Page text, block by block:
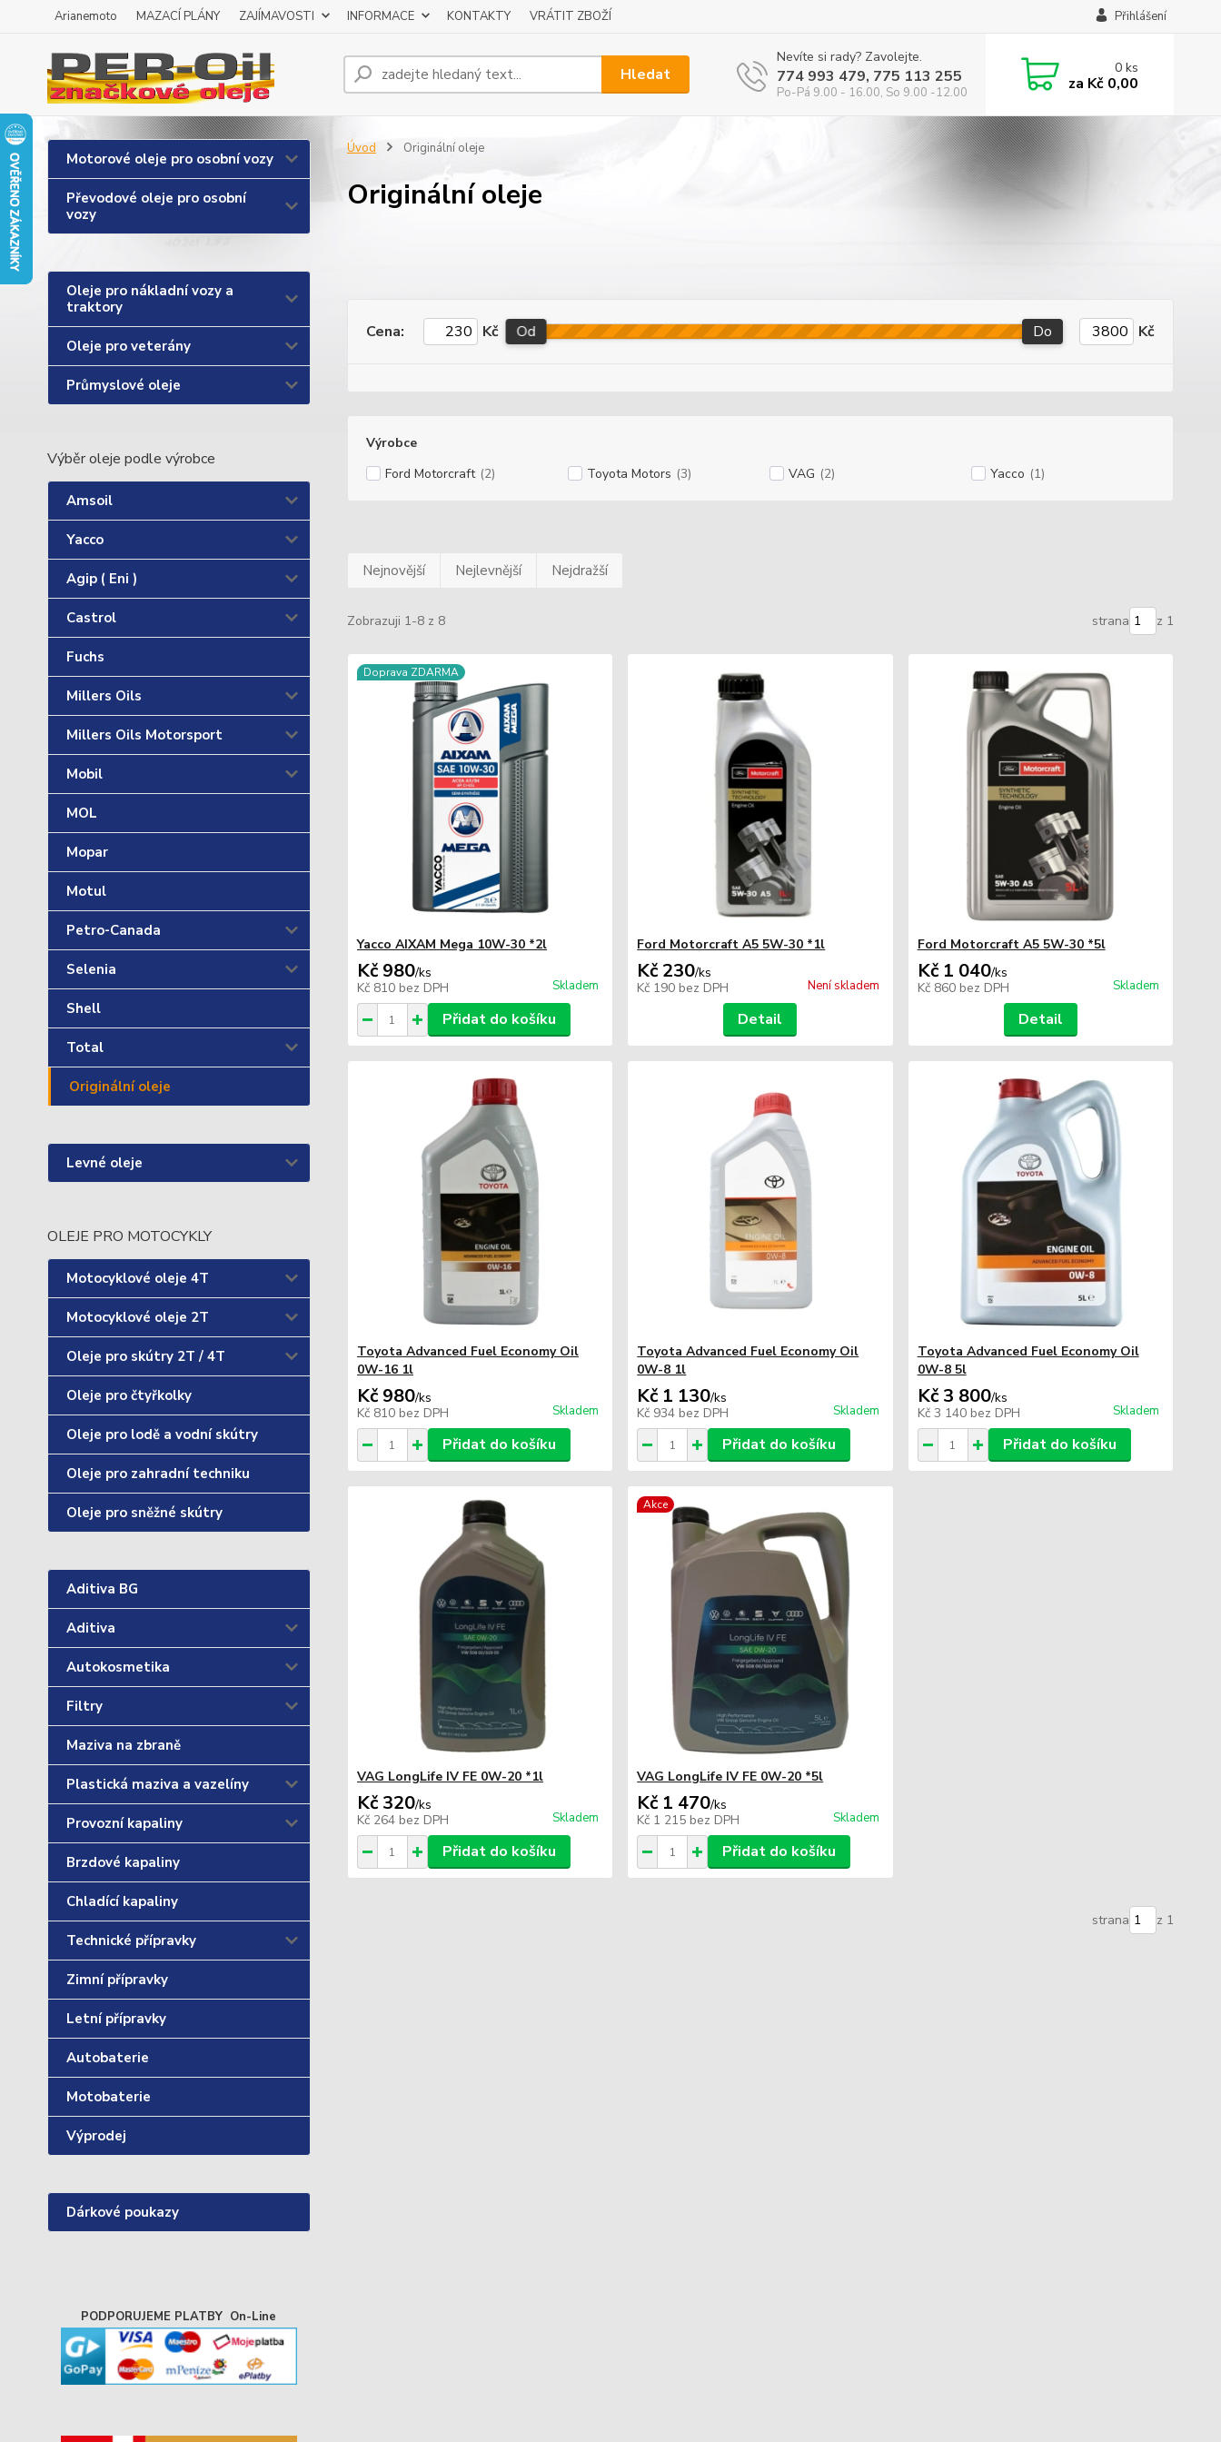
Arianemoto MAZACÍ PLÁNY ZAJÍMAVOSTI INFORMACE KONTAKTY VRÁTIT ZBOŽÍ Přihlášení
Hledat
Nevíte si rady? Zavolejte.
774 993 479, 775 113 255
Po-Pá 9.00 - 16.00, So 9.00 -12.00
0ks
za Kč 0,00
Motorové oleje pro osobní vozy
Převodové oleje pro osobní
vozy
Oleje pro nákladní vozy a
traktory
Oleje pro veterány
Průmyslové oleje
Výběr oleje podle výrobce
Amsoil
Yacco
Agip ( Eni )
Castrol
Fuchs
Millers Oils
Millers Oils Motorsport
Mobil
MOL
Mopar
Motul
Petro-Canada
Selenia
Shell
Total
Originální oleje
Levné oleje
OLEJE PRO MOTOCYKLY
Motocyklové oleje 4T
Motocyklové oleje 2T
Oleje pro skútry 2T / 4T
Oleje pro čtyřkolky
Oleje pro lodě a vodní skútry
Oleje pro zahradní techniku
Oleje pro sněžné skútry
Aditiva BG
Aditiva
Autokosmetika
Filtry
Maziva na zbraně
Plastická maziva a vazelíny
Provozní kapaliny
Brzdové kapaliny
Chladící kapaliny
Technické přípravky
Zimní přípravky
Letní přípravky
Autobaterie
Motobaterie
Výprodej
Dárkové poukazy
PODPORUJEME PLATBY On-Line
Úvod Originální oleje
Originální oleje
Cena: Kč Od Do Kč
Výrobce
Ford Motorcraft (2) Toyota Motors (3) VAG (2) Yacco (1)
Nejnovější Nejlevnější Nejdražší
Zobrazuji 1-8 z 8 strana z 1
Doprava ZDARMA
Yacco AIXAM Mega 10W-30 *2l
Kč 980/ks
Kč 810 bez DPH Skladem
Přidat do košíku
Ford Motorcraft A5 5W-30 *1l
Kč 230/ks
Kč 190 bez DPH Není skladem
Detail
Ford Motorcraft A5 5W-30 *5l
Kč 1 040/ks
Kč 860 bez DPH Skladem
Detail
Toyota Advanced Fuel Economy Oil
0W-16 1l
Kč 980/ks
Kč 810 bez DPH Skladem
Přidat do košíku
Toyota Advanced Fuel Economy Oil
0W-8 1l
Kč 1 130/ks
Kč 934 bez DPH Skladem
Přidat do košíku
Toyota Advanced Fuel Economy Oil
0W-8 5l
Kč 3 800/ks
Kč 3 140 bez DPH Skladem
Přidat do košíku
VAG LongLife IV FE 0W-20 *1l
Kč 320/ks
Kč 264 bez DPH Skladem
Přidat do košíku
Akce
VAG LongLife IV FE 0W-20 *5l
Kč 1 470/ks
Kč 1 215 bez DPH Skladem
Přidat do košíku
strana z 1